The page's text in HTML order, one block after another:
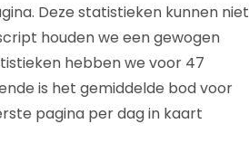
Deze statistieken kunnen niet
houden we een gewogen
hebben we voor 47
is het gemiddelde bod voor
pagina per dag in kaart